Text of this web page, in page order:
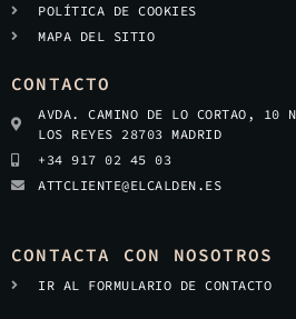
POLÍTICA DE COOKIES
MAPA DEL SITIO
CONTACTO
AVDA. CAMINO DE LO CORTAO, 10
LOS REYES 28703 MADRID
+34 917 02 45 03
ATTCLIENTE@ELCALDEN.ES
CONTACTA CON NOSOTROS
IR AL FORMULARIO DE CONTACTO